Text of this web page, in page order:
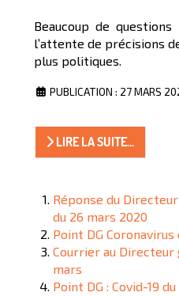
Beaucoup de
l’attente de précisions
plus politiques.
PUBLICATION : 27 MARS
LIRE LA SUITE...
Réponse du
du 26 mars 2020
Point DG
Courrier au Directeur
mars
Point DG : Covid-19